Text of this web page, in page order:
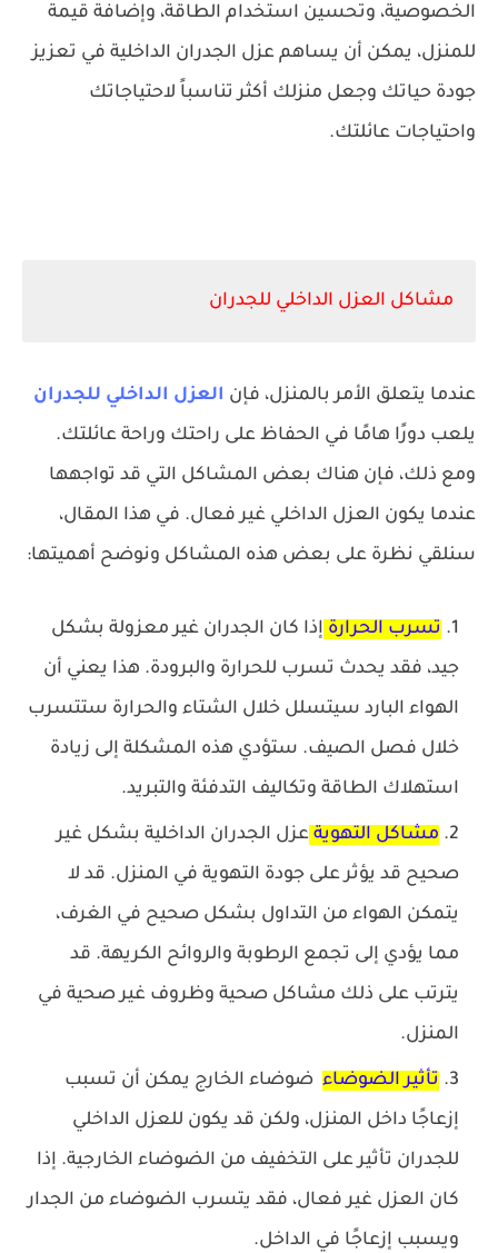
الخصوصية، وتحسين استخدام الطاقة، وإضافة قيمة
للمنزل، يمكن أن يساهم عزل الجدران الداخلية في تعزيز
جودة حياتك وجعل منزلك أكثر تناسباً لاحتياجاتك
واحتياجات عائلتك.
مشاكل العزل الداخلي للجدران
عندما يتعلق الأمر بالمنزل، فإن العزل الداخلي للجدران
يلعب دورًا هامًا في الحفاظ على راحتك وراحة عائلتك.
ومع ذلك، فإن هناك بعض المشاكل التي قد تواجهها
عندما يكون العزل الداخلي غير فعال. في هذا المقال،
سنلقي نظرة على بعض هذه المشاكل ونوضح أهميتها:
تسرب الحرارة إذا كان الجدران غير معزولة بشكل
جيد، فقد يحدث تسرب للحرارة والبرودة. هذا يعني أن
الهواء البارد سيتسلل خلال الشتاء والحرارة ستتسرب
خلال فصل الصيف. ستؤدي هذه المشكلة إلى زيادة
استهلاك الطاقة وتكاليف التدفئة والتبريد.
مشاكل التهوية عزل الجدران الداخلية بشكل غير
صحيح قد يؤثر على جودة التهوية في المنزل. قد لا
يتمكن الهواء من التداول بشكل صحيح في الغرف،
مما يؤدي إلى تجمع الرطوبة والروائح الكريهة. قد
يترتب على ذلك مشاكل صحية وظروف غير صحية في
المنزل.
تأثير الضوضاء ضوضاء الخارج يمكن أن تسبب
إزعاجًا داخل المنزل، ولكن قد يكون للعزل الداخلي
للجدران تأثير على التخفيف من الضوضاء الخارجية. إذا
كان العزل غير فعال، فقد يتسرب الضوضاء من الجدار
ويسبب إزعاجًا في الداخل.